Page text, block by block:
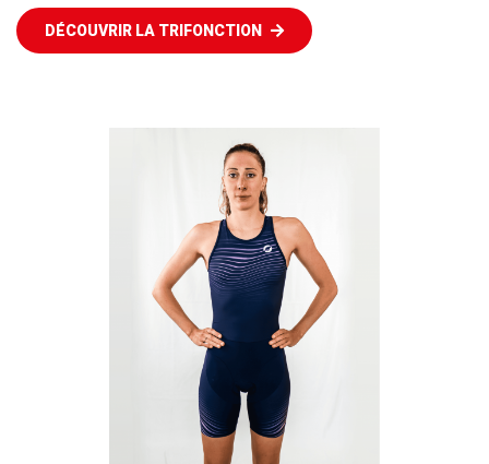
DÉCOUVRIR LA TRIFONCTION